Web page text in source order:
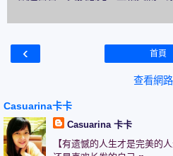
‹ 首頁
查看網
Casuarina卡卡
Casuarina 卡卡
【有遗憾的人生才是完美的